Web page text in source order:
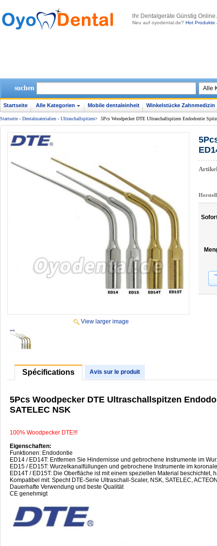
lhr Dentalgeräte Günstig
Neu auf oyodental.de? Hot Produkte
suchen
Startseite Alle Kategorien Mobile dentaleinheit Winkelstücke Zahnmedizin
Startseite - Dentalmaterialien - Ultraschallspitzen> 5Pcs Woodpecker DTE Ultraschallspitzen Endodontie
View larger image
Spécifications Avis sur le produit
5Pcs Woodpecker DTE Ultraschallspitzen
SATELEC NSK
100% Woodpecker DTE!!!
Eigenschaften:
Funktionen: Endodontie
ED14 / ED14T: Entfernen Sie Hindernisse und gebrochene Instrumente im
ED15 / ED15T: Wurzelkanalfüllungen und gebrochene Instrumente im
ED14T / ED15T: Die Oberfläche ist mit einem speziellen Material beschichtet,
Kompatibel mit: Specht DTE-Serie Ultraschall-Scaler, NSK, SATELEC,
Dauerhafte Verwendung und beste Qualität
CE genehmigt